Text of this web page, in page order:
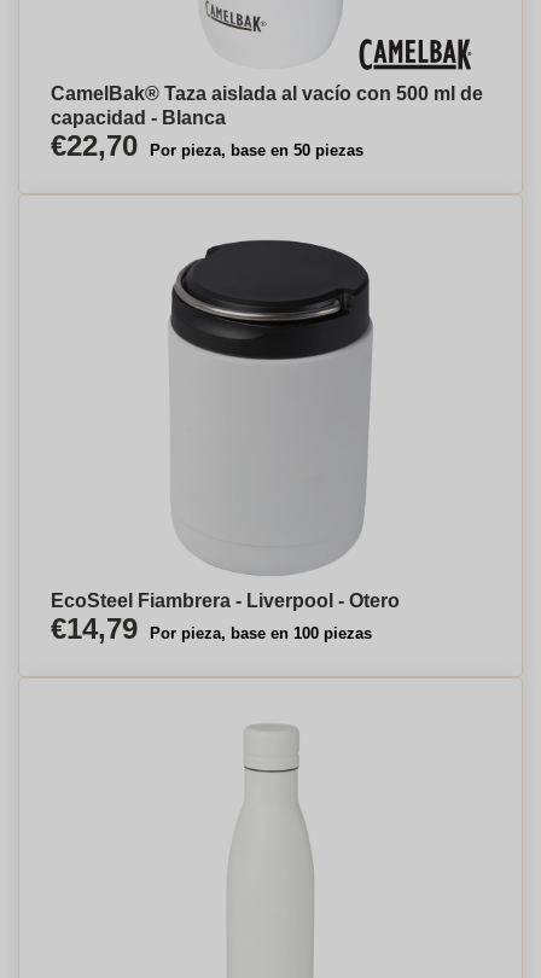
CamelBak® Taza aislada al vacío con 500 ml de
capacidad - Blanca
€22,70 Por pieza, base en 50 piezas
EcoSteel Fiambrera - Liverpool - Otero
€14,79 Por pieza, base en 100 piezas